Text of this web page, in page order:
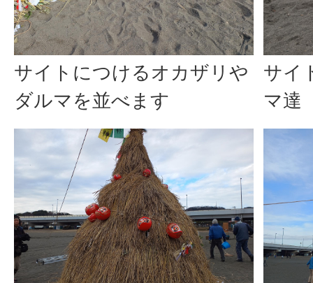
サイトにつけるオカザリや
ダルマを並べます
サイ
マ達